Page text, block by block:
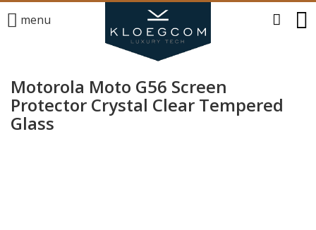
menu
Motorola Moto G56 Screen
Protector Crystal Clear Tempered
Glass